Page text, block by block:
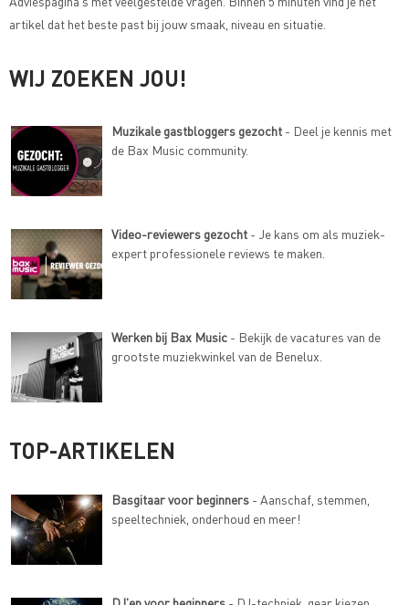
artikel dat het beste past bij jouw smaak, niveau en situatie.
WIJ ZOEKEN JOU!
Muzikale gastbloggers gezocht - Deel je kennis met
de Bax Music community.
Video-reviewers gezocht - Je kans om als muziek-
expert professionele reviews te maken.
Werken bij Bax Music - Bekijk de vacatures van de
grootste muziekwinkel van de Benelux.
TOP-ARTIKELEN
Basgitaar voor beginners - Aanschaf, stemmen,
speeltechniek, onderhoud en meer!